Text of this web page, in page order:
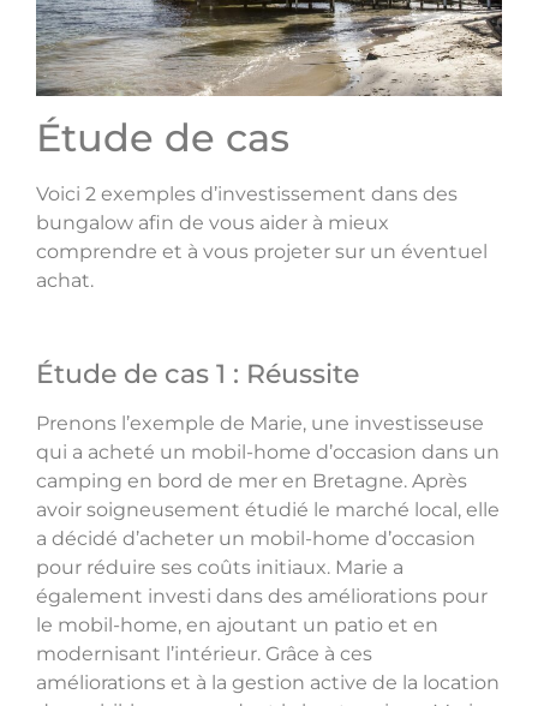
Étude de cas
Voici 2 exemples d’investissement dans des
bungalow afin de vous aider à mieux
comprendre et à vous projeter sur un éventuel
achat.
Étude de cas 1 : Réussite
Prenons l’exemple de Marie, une investisseuse
qui a acheté un mobil-home d’occasion dans un
camping en bord de mer en Bretagne. Après
avoir soigneusement étudié le marché local, elle
a décidé d’acheter un mobil-home d’occasion
pour réduire ses coûts initiaux. Marie a
également investi dans des améliorations pour
le mobil-home, en ajoutant un patio et en
modernisant l’intérieur. Grâce à ces
améliorations et à la gestion active de la location